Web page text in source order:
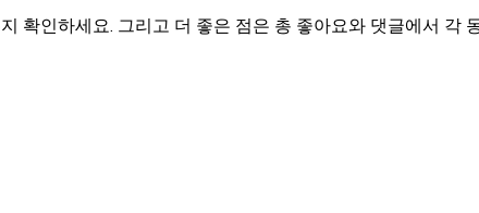
확인하세요. 그리고 더 좋은 점은 총 좋아요와 댓글에서 각